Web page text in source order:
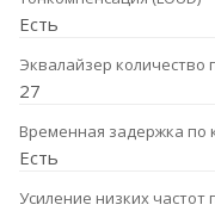
Есть
Эквалайзер количество
27
Временная задержка по
Есть
Усиление низких